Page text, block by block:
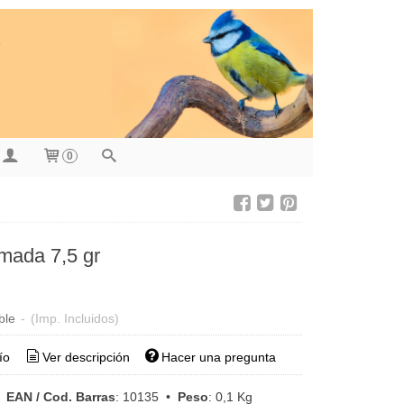
0
7,5 gr
- (Imp. Incluidos)
Ver descripción Hacer una pregunta
EAN / Cod. Barras: 10135• Peso: 0,1 Kg